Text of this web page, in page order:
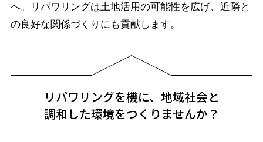
へ。リパワリングは土地活用の可能性を広げ、近隣と
の良好な関係づくりにも貢献します。
リパワリングを機に、地域社会と
調和した環境をつくりませんか？